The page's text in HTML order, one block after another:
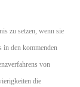
zu setzen, wenn sie
in den kommenden
von
die